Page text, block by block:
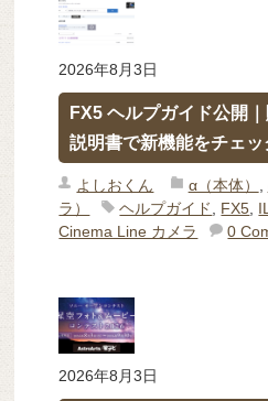
2026年8月3日
FX5 ヘルプガイド公開
説明書で新機能をチェッ
よしおくん α（本体）
ラ）
ヘルプガイド FX5
Cinema Line カメラ
0
2026年8月3日